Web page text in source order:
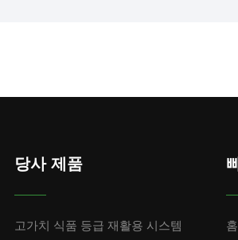
당사 제품
고가치 식품 등급 재활용 시스템